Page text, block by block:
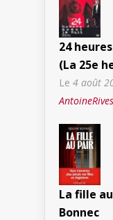
24
(La 25e
Le 4 août
AntoineRives
La fille
Bonnec